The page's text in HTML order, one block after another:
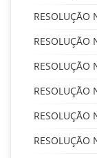
RESOLUÇÃO
RESOLUÇÃO
RESOLUÇÃO
RESOLUÇÃO
RESOLUÇÃO
RESOLUÇÃO